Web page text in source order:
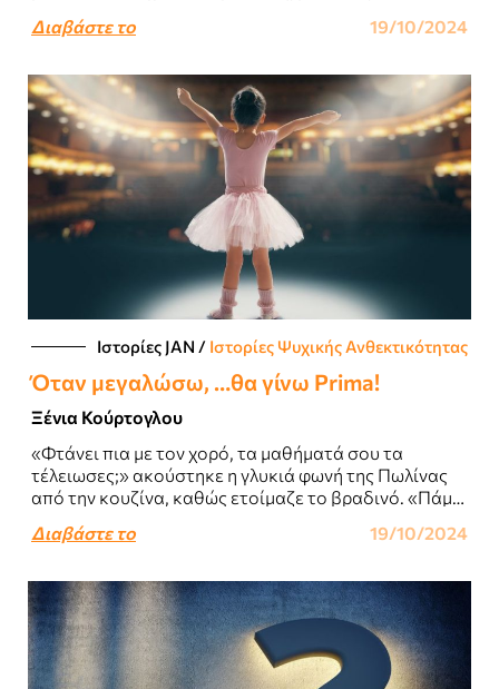
Διαβάστε το 19/10/2024
Ιστορίες JΑΝ / Ιστορίες Ψυχικής Ανθεκτικότητας
Όταν μεγαλώσω, …θα γίνω Prima!
Ξένια Κούρτογλου
«Φτάνει πια με τον χορό, τα μαθήματά σου τα
τέλειωσες;» ακούστηκε η γλυκιά φωνή της Πωλίνας
από την κουζίνα, καθώς ετοίμαζε το βραδινό. «Πάμε
Διαβάστε το 19/10/2024